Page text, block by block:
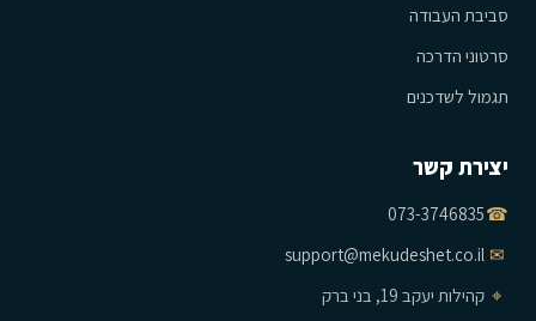
סביבת העבודה
סרטוני הדרכה
תגמול לשדכנים
יצירת קשר
☎
073-3746835
✉
support@mekudeshet.co.il
⌖ קהילות יעקב 19, בני ברק